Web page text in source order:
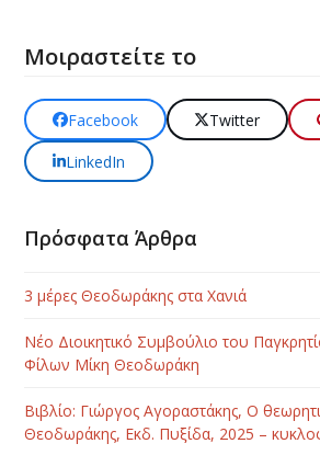
Μοιραστείτε το
Facebook Twitter
LinkedIn
Πρόσφατα Άρθρα
3 μέρες Θεοδωράκης στα Χανιά
Νέο Διοικητικό Συμβούλιο του
Φίλων Μίκη Θεοδωράκη
Βιβλίο: Γιώργος Αγοραστάκης, Ο
Θεοδωράκης, Εκδ. Πυξίδα, 2025 –